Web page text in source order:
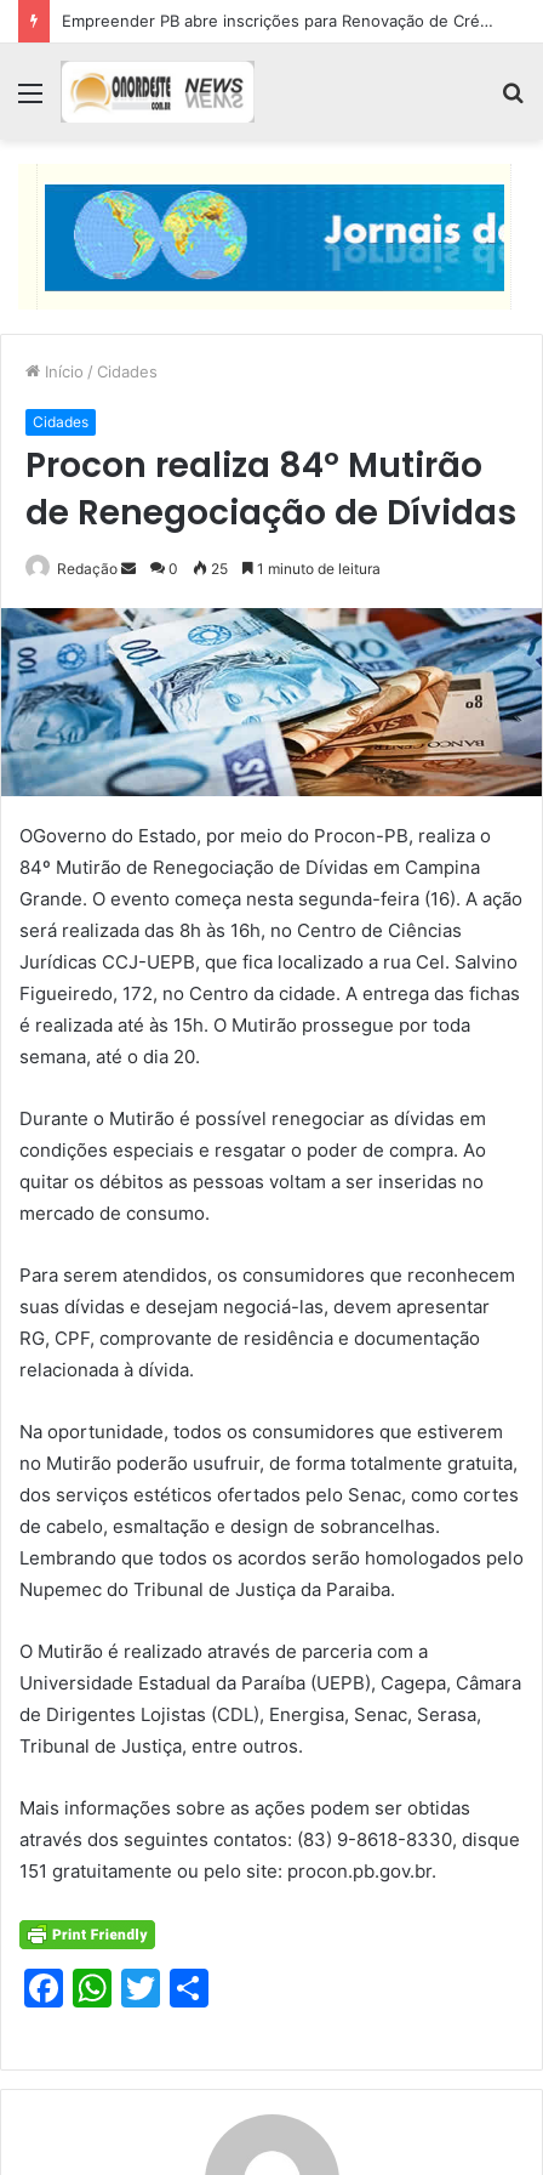
Empreender PB abre inscrições para Renovação de Crédito
Menu
Início / Cidades
Cidades
Procon realiza 84º Mutirão
de Renegociação de Dívidas
Redação
Mande
e-
mail
0 25 1 minuto de leitura
OGoverno do Estado, por meio do Procon-PB, realiza o
84º Mutirão de Renegociação de Dívidas em Campina
Grande. O evento começa nesta segunda-feira (16). A ação
será realizada das 8h às 16h, no Centro de Ciências
Jurídicas CCJ-UEPB, que fica localizado a rua Cel. Salvino
Figueiredo, 172, no Centro da cidade. A entrega das fichas
é realizada até às 15h. O Mutirão prossegue por toda
semana, até o dia 20.
Durante o Mutirão é possível renegociar as dívidas em
condições especiais e resgatar o poder de compra. Ao
quitar os débitos as pessoas voltam a ser inseridas no
mercado de consumo.
Para serem atendidos, os consumidores que reconhecem
suas dívidas e desejam negociá-las, devem apresentar
RG, CPF, comprovante de residência e documentação
relacionada à dívida.
Na oportunidade, todos os consumidores que estiverem
no Mutirão poderão usufruir, de forma totalmente gratuita,
dos serviços estéticos ofertados pelo Senac, como cortes
de cabelo, esmaltação e design de sobrancelhas.
Lembrando que todos os acordos serão homologados pelo
Nupemec do Tribunal de Justiça da Paraiba.
O Mutirão é realizado através de parceria com a
Universidade Estadual da Paraíba (UEPB), Cagepa, Câmara
de Dirigentes Lojistas (CDL), Energisa, Senac, Serasa,
Tribunal de Justiça, entre outros.
Mais informações sobre as ações podem ser obtidas
através dos seguintes contatos: (83) 9-8618-8330, disque
151 gratuitamente ou pelo site: procon.pb.gov.br.
F
c
e
W
at
s
T
itt
er
ar
e